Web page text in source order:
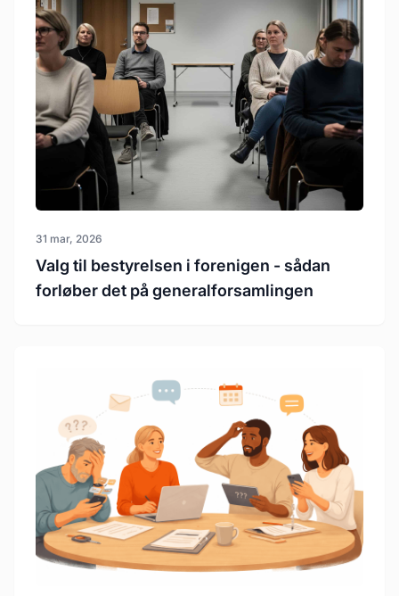
31 mar, 2026
Valg til bestyrelsen i forenigen - sådan
forløber det på generalforsamlingen